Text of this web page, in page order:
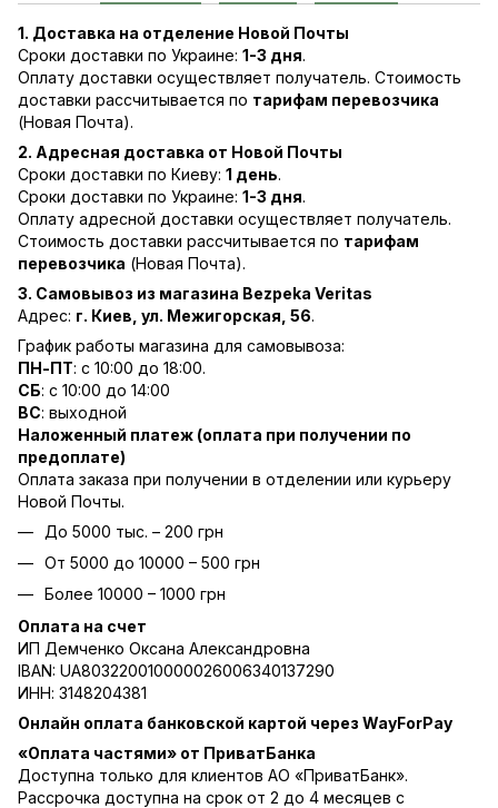
1. Доставка на отделение Новой Почты
Сроки доставки по Украине: 1-3 дня.
Оплату доставки осуществляет получатель. Стоимость
доставки рассчитывается по тарифам перевозчика
(Новая Почта).
2. Адресная доставка от Новой Почты
Сроки доставки по Киеву: 1 день.
Сроки доставки по Украине: 1-3 дня.
Оплату адресной доставки осуществляет получатель.
Стоимость доставки рассчитывается по тарифам
перевозчика (Новая Почта).
3. Самовывоз из магазина Bezpeka Veritas
Адрес: г. Киев, ул. Межигорская, 56.
График работы магазина для самовывоза:
ПН-ПТ: с 10:00 до 18:00.
СБ: с 10:00 до 14:00
ВС: выходной
Наложенный платеж (оплата при получении по
предоплате)
Оплата заказа при получении в отделении или курьеру
Новой Почты.
До 5000 тыс. – 200 грн
От 5000 до 10000 – 500 грн
Более 10000 – 1000 грн
Оплата на счет
ИП Демченко Оксана Александровна
IBAN: UA803220010000026006340137290
ИНН: 3148204381
Онлайн оплата банковской картой через WayForPay
«Оплата частями» от ПриватБанка
Доступна только для клиентов АО «ПриватБанк».
Рассрочка доступна на срок от 2 до 4 месяцев с